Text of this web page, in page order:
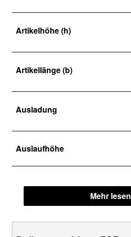
Artikelhöhe (h)
Artikellänge (b)
Ausladung
Auslaufhöhe
Mehr lesen